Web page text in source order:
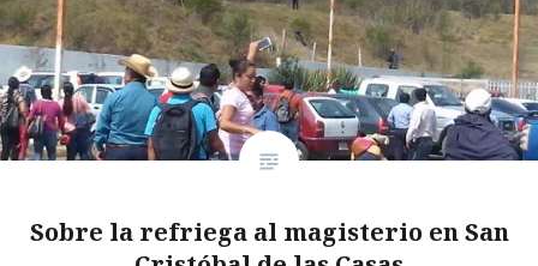
Sobre la refriega al magisterio en San